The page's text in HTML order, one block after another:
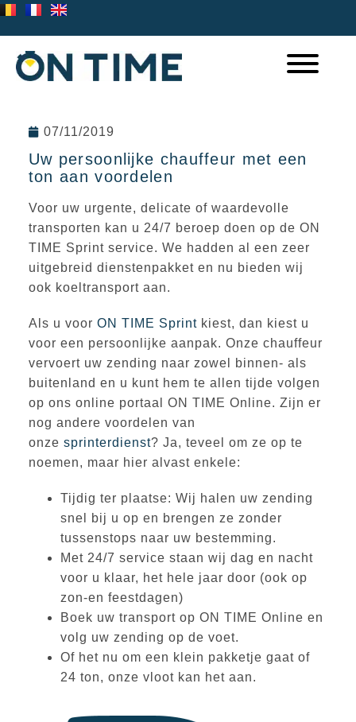
07/11/2019
Uw persoonlijke chauffeur met een
ton aan voordelen
Voor uw urgente, delicate of waardevolle
transporten kan u 24/7 beroep doen op de ON
TIME Sprint service. We hadden al een zeer
uitgebreid dienstenpakket en nu bieden wij
ook koeltransport aan.
Als u voor ON TIME Sprintkiest, dan kiest u
voor een persoonlijke aanpak. Onze chauffeur
vervoert uw zending naar zowel binnen- als
buitenland en u kunt hem te allen tijde volgen
op ons online portaal ON TIME Online. Zijn er
nog andere voordelen van
onze sprinterdienst? Ja, teveel om ze op te
noemen, maar hier alvast enkele:
Tijdig ter plaatse: Wij halen uw zending
snel bij u op en brengen ze zonder
tussenstops naar uw bestemming.
Met 24/7 service staan wij dag en nacht
voor u klaar, het hele jaar door (ook op
zon-en feestdagen)
Boek uw transport op ON TIME Online en
volg uw zending op de voet.
Of het nu om een klein pakketje gaat of
24 ton, onze vloot kan het aan.